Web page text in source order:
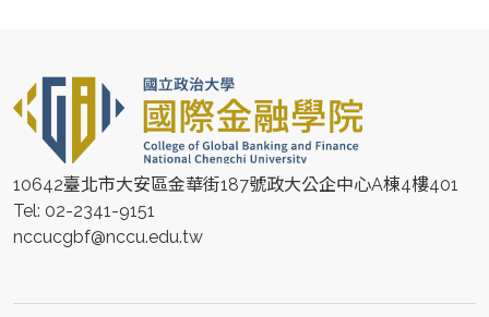
10642臺北市大安區金華街187號政大公企中心A棟4樓401
Tel: 02-2341-9151
nccucgbf@nccu.edu.tw